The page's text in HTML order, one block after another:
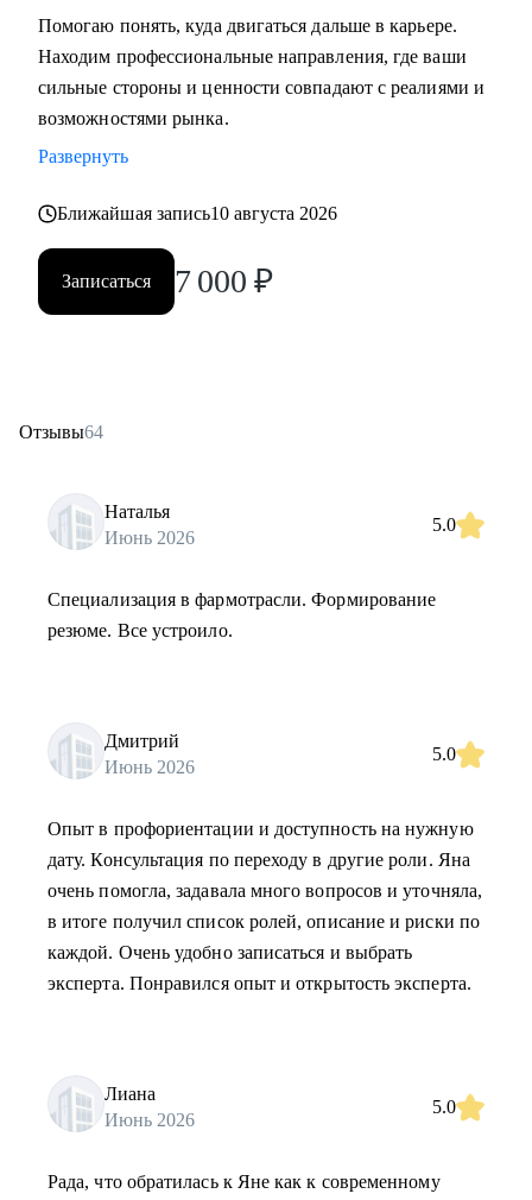
Помогаю понять, куда двигаться дальше в карьере.
Находим профессиональные направления, где ваши
сильные стороны и ценности совпадают с реалиями и
возможностями рынка.
Развернуть
Ближайшая запись10 августа 2026
Записаться 7 000 ₽
Отзывы64
Наталья
Июнь 2026
5.0
Специализация в фармотрасли. Формирование
резюме. Все устроило.
Дмитрий
Июнь 2026
5.0
Опыт в профориентации и доступность на нужную
дату. Консультация по переходу в другие роли. Яна
очень помогла, задавала много вопросов и уточняла,
в итоге получил список ролей, описание и риски по
каждой. Очень удобно записаться и выбрать
эксперта. Понравился опыт и открытость эксперта.
Лиана
Июнь 2026
5.0
Рада, что обратилась к Яне как к современному